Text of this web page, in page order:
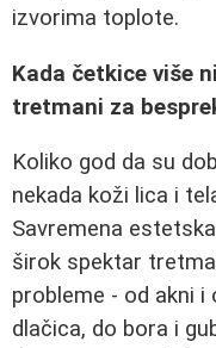
izvorima toplote.
Kada četkice više
tretmani za
Koliko god da su
nekada koži lica i
Savremena
širok spektar
probleme - od akni i
dlačica, do bora i